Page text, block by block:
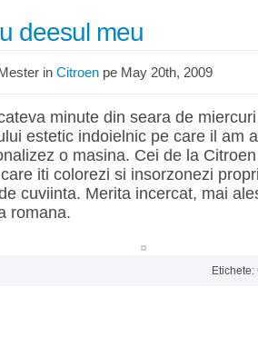
deesul meu
in Citroen pe May 20th, 2009
minute din seara de
estetic indoielnic pe care il am
o masina. Cei de la
iti colorezi si insorzonezi
cuviinta. Merita incercat, mai
romana.
Etichete: